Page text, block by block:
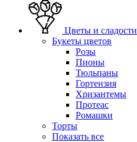
Цветы и сладости
Букеты цветов
Розы
Пионы
Тюльпаны
Гортензия
Хризантемы
Протеас
Ромашки
Торты
Показать все